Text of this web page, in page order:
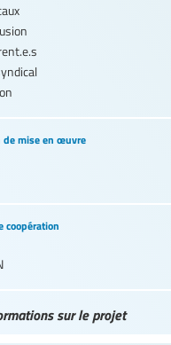
de mise en œuvre
coopération
sur le projet